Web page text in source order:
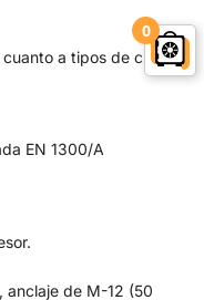
a tipos de cierre.
EN 1300/A
anclaje de M-12 (50
0